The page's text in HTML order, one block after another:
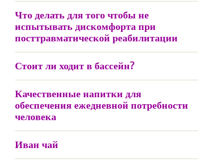
Что делать для того чтобы не
испытывать дискомфорта при
посттравматической реабилитации
Стоит ли ходит в бассейн?
Качественные напитки для
обеспечения ежедневной потребности
человека
Иван чай